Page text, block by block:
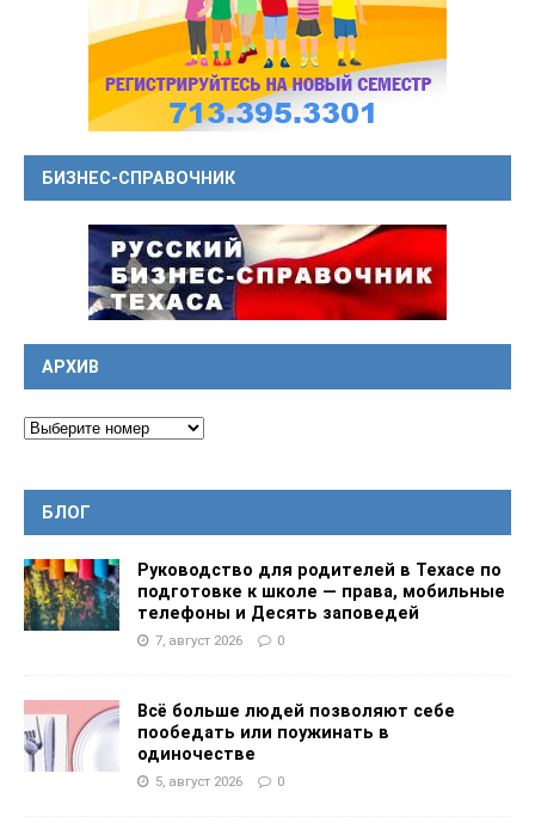
БИЗНЕС-СПРАВОЧНИК
АРХИВ
БЛОГ
Руководство для родителей в Техасе по
подготовке к школе — права, мобильные
телефоны и Десять заповедей
7, август 2026 0
Всё больше людей позволяют себе
пообедать или поужинать в
одиночестве
5, август 2026 0